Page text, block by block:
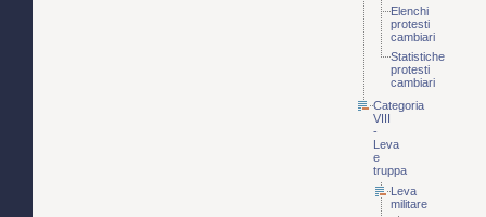
Elenchi
protesti
cambiari
Statistiche
protesti
cambiari
Categoria
VIII
-
Leva
e
truppa
Leva
militare